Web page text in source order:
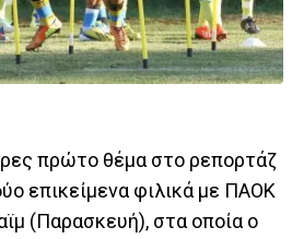
πρώτο θέμα στο ρεπορτάζ
επικείμενα φιλικά με ΠΑΟΚ
(Παρασκευή), στα οποία ο